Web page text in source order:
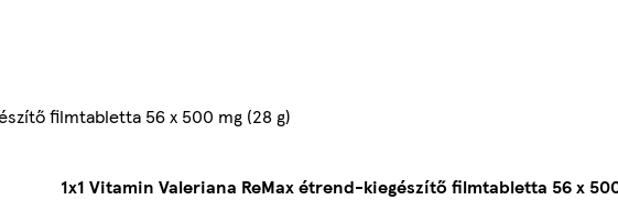
filmtabletta 56 x 500 mg (28 g)
1x1 Vitamin Valeriana ReMax étrend-kiegészítő filmtabletta 56 x